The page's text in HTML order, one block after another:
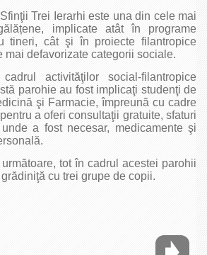
Trei Ierarhi este una din cele mai
implicate atât în programe
tineri, cât şi în proiecte filantropice
mai defavorizate categorii sociale.
activităţilor social-filantropice
parohie au fost implicaţi studenţi de
şi Farmacie, împreună cu cadre
a oferi consultaţii gratuite, sfaturi
a fost necesar, medicamente şi
tot în cadrul acestei parohii
cu trei grupe de copii.